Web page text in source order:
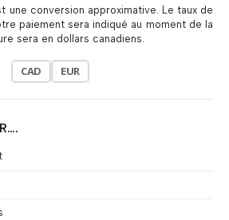
une conversion approximative. Le taux de
paiement sera indiqué au moment de la
sera en dollars canadiens.
CAD EUR